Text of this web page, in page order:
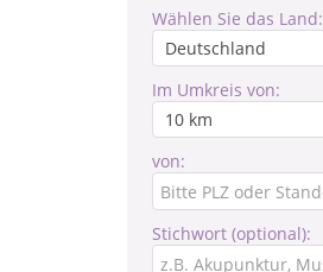
Wählen Sie das Land:
Im Umkreis von:
von:
Stichwort (optional):